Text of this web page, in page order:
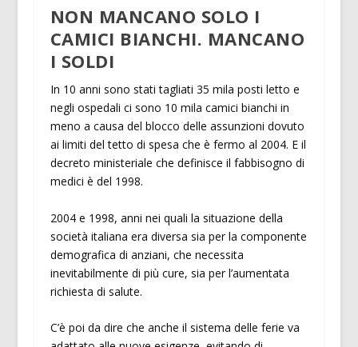
NON MANCANO SOLO I
CAMICI BIANCHI. MANCANO
I SOLDI
In 10 anni sono stati tagliati 35 mila posti letto e
negli ospedali ci sono 10 mila camici bianchi in
meno a causa del blocco delle assunzioni dovuto
ai limiti del tetto di spesa che è fermo al 2004. E il
decreto ministeriale che definisce il fabbisogno di
medici è del 1998.
2004 e 1998, anni nei quali la situazione della
società italiana era diversa sia per la componente
demografica di anziani, che necessita
inevitabilmente di più cure, sia per l’aumentata
richiesta di salute.
C’è poi da dire che anche il sistema delle ferie va